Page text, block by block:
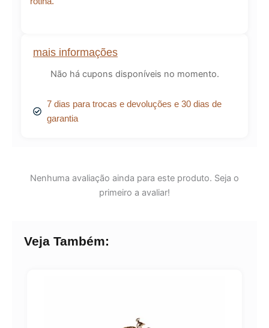
mais informações
Não há cupons disponíveis no momento.
7 dias para trocas e devoluções e 30 dias de
garantia
Nenhuma avaliação ainda para este produto. Seja o
primeiro a avaliar!
Veja Também: